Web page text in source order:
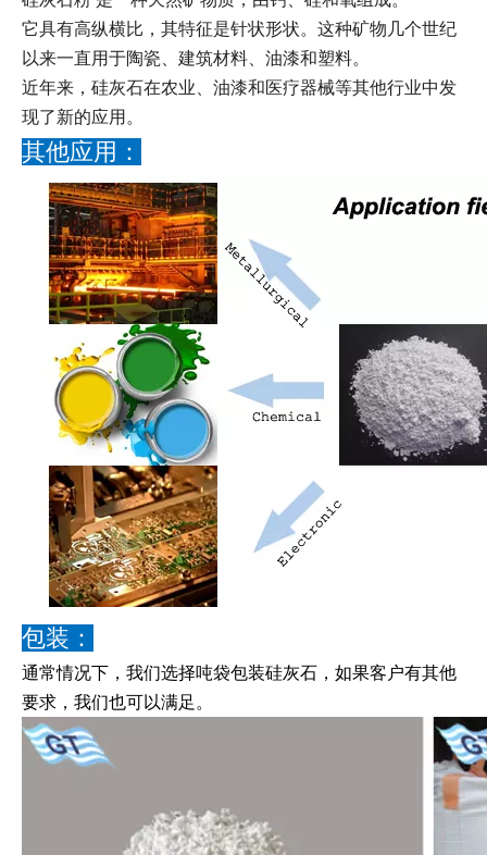
它具有高纵横比，其特征是针状形状。这种矿物几个世纪
以来一直用于陶瓷、建筑材料、油漆和塑料。
近年来，硅灰石在农业、油漆和医疗器械等其他行业中发
现了新的应用。
其他应用：
包装：
通常情况下，我们选择吨袋包装硅灰石，如果客户有其他
要求，我们也可以满足。